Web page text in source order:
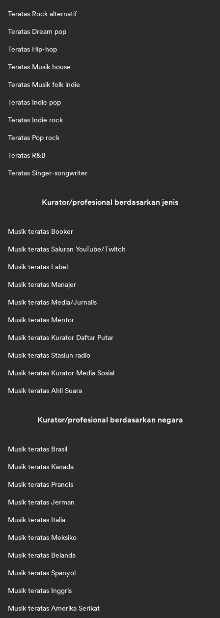
Teratas Rock alternatif
Teratas Dream pop
Teratas Hip-hop
Teratas Musik house
Teratas Musik folk indie
Teratas Indie pop
Teratas Indie rock
Teratas Pop rock
Teratas R&B
Teratas Singer-songwriter
Kurator/profesional berdasarkan jenis
Musik teratas Booker
Musik teratas Saluran YouTube/Twitch
Musik teratas Label
Musik teratas Manajer
Musik teratas Media/Jurnalis
Musik teratas Mentor
Musik teratas Kurator Daftar Putar
Musik teratas Stasiun radio
Musik teratas Kurator Media Sosial
Musik teratas Ahli Suara
Kurator/profesional berdasarkan negara
Musik teratas Brasil
Musik teratas Kanada
Musik teratas Prancis
Musik teratas Jerman
Musik teratas Italia
Musik teratas Meksiko
Musik teratas Belanda
Musik teratas Spanyol
Musik teratas Inggris
Musik teratas Amerika Serikat